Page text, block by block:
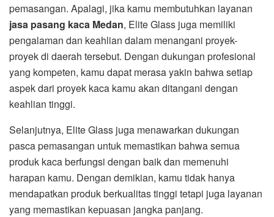
pemasangan. Apalagi, jika kamu membutuhkan layanan
jasa pasang kaca Medan, Elite Glass juga memiliki
pengalaman dan keahlian dalam menangani proyek-
proyek di daerah tersebut. Dengan dukungan profesional
yang kompeten, kamu dapat merasa yakin bahwa setiap
aspek dari proyek kaca kamu akan ditangani dengan
keahlian tinggi.
Selanjutnya, Elite Glass juga menawarkan dukungan
pasca pemasangan untuk memastikan bahwa semua
produk kaca berfungsi dengan baik dan memenuhi
harapan kamu. Dengan demikian, kamu tidak hanya
mendapatkan produk berkualitas tinggi tetapi juga layanan
yang memastikan kepuasan jangka panjang.